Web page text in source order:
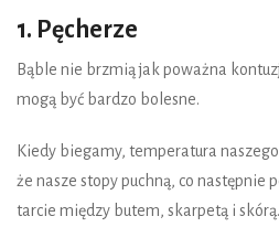
1. Pęcherze
Bąble nie brzmią jak poważna
mogą być bardzo bolesne.
Kiedy biegamy, temperatura
że nasze stopy puchną, co następnie
tarcie między butem, skarpetą i skórą.